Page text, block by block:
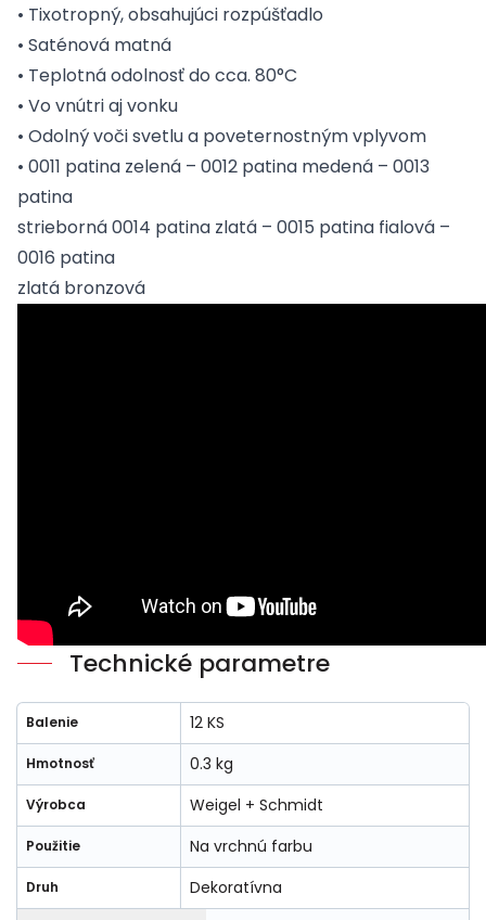
• Tixotropný, obsahujúci rozpúšťadlo
• Saténová matná
• Teplotná odolnosť do cca. 80°C
• Vo vnútri aj vonku
• Odolný voči svetlu a poveternostným vplyvom
• 0011 patina zelená – 0012 patina medená – 0013
patina
strieborná 0014 patina zlatá – 0015 patina fialová –
0016 patina
zlatá bronzová
Technické parametre
Balenie 12 KS
Hmotnosť 0.3 kg
Výrobca Weigel + Schmidt
Použitie Na vrchnú farbu
Druh Dekoratívna